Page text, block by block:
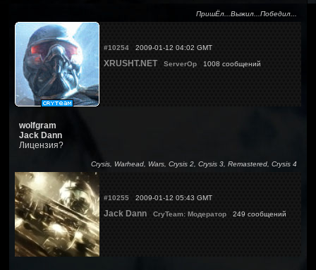
ПришЁл...Выжил...Победил...
#10254 2009-01-12 04:02 GMT
XRUSHT.NET ServerOp 1008 сообщений
wolfgram
Jack Dann
Лицензия?
Crysis, Warhead, Wars, Crysis 2, Crysis 3, Remastered, Crysis 4
#10255 2009-01-12 05:43 GMT
Jack Dann CryTeam: Модератор 249 сообщений